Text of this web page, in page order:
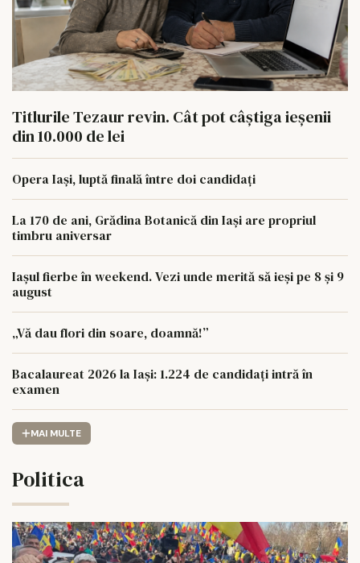
Titlurile Tezaur revin. Cât pot câștiga ieșenii
din 10.000 de lei
Opera Iași, luptă finală între doi candidați
La 170 de ani, Grădina Botanică din Iași are propriul
timbru aniversar
Iașul fierbe în weekend. Vezi unde merită să ieși pe 8 și 9
august
„Vă dau flori din soare, doamnă!”
Bacalaureat 2026 la Iași: 1.224 de candidați intră în
examen
MAI MULTE
Politica